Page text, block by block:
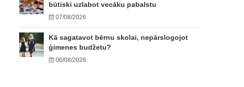
būtiski uzlabot vecāku pabalstu
07/08/2026
Kā sagatavot bērnu skolai, nepārslogojot
ģimenes budžetu?
06/08/2026